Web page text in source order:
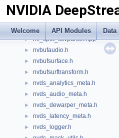
NVIDIA
Welcome API Modules
► gstnvvideotestsrc.h
► INvDsAllocator.h
► nv_aisle_csvparser.hpp
► nv_spot_csvparser.hpp
► nvbufaudio.h
► nvbufsurface.h
► nvbufsurftransform.h
► nvds_analytics_meta.h
► nvds_audio_meta.h
► nvds_dewarper_meta.h
► nvds_latency_meta.h
► nvds_logger.h